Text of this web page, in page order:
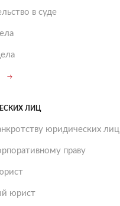
в суде
ЛИЦ
юридических лиц
праву
юрист